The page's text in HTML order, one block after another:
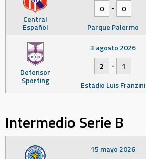
Central
Español
0
-
0
Parque Palermo
Defensor
Sporting
3 agosto 2026
2
-
1
Estadio Luis Franzini
Intermedio Serie B
15 mayo 2026